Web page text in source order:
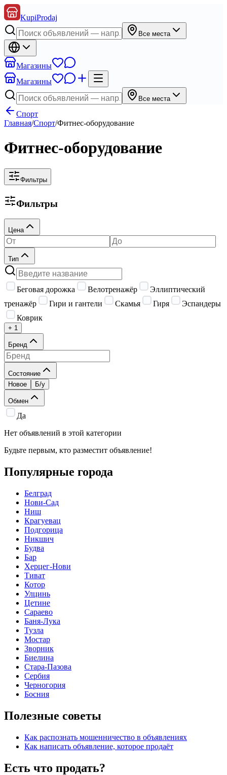
KupiProdaj
Все места
Магазины
Магазины
Все места
Спорт
Главная/Спорт/Фитнес-оборудование
Фитнес-оборудование
Фильтры
Фильтры
Цена
Тип
Беговая дорожка Велотренажёр
Эллиптический
тренажёр
Гири и гантели Скамья Гиря
Эспандеры
Коврик
+ 1
Бренд
Состояние
Новое
Б/у
Обмен
Да
Нет объявлений в этой категории
Будьте первым, кто разместит объявление!
Популярные города
Белград
Нови-Сад
Ниш
Крагуевац
Подгорица
Никшич
Будва
Бар
Херцег-Нови
Тиват
Котор
Улцинь
Цетине
Сараево
Баня-Лука
Тузла
Мостар
Зворник
Биелина
Стара-Пазова
Сербия
Черногория
Босния
Полезные советы
Как распознать мошенничество в объявлениях
Как написать объявление, которое продаёт
Есть что продать?